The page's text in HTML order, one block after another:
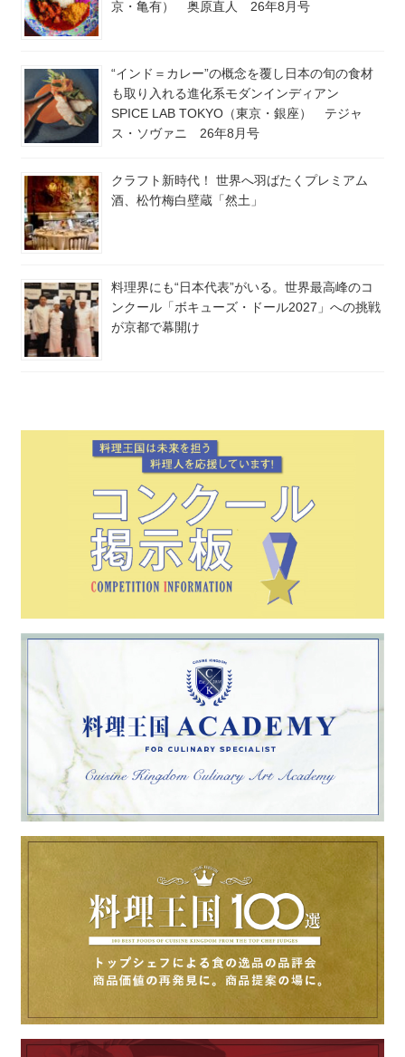
京・亀有） 奥原直人 26年8月号
“インド＝カレー”の概念を覆し日本の旬の食材
も取り入れる進化系モダンインディアン
SPICE LAB TOKYO（東京・銀座） テジャ
ス・ソヴァニ 26年8月号
クラフト新時代！ 世界へ羽ばたくプレミアム
酒、松竹梅白壁蔵「然土」
料理界にも“日本代表”がいる。世界最高峰のコ
ンクール「ボキューズ・ドール2027」への挑戦
が京都で幕開け